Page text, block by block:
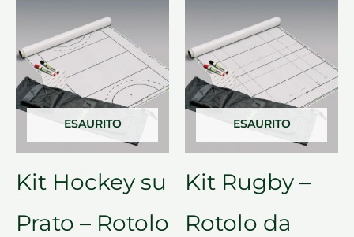
ESAURITO
Kit Hockey su
Prato – Rotolo
ESAURITO
Kit Rugby –
Rotolo da